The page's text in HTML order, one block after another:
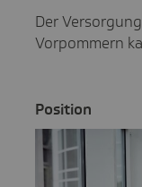
Der
Vorpommern
Posi­tion